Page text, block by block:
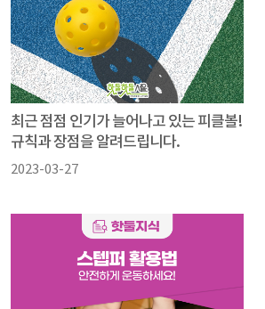
최근 점점 인기가 늘어나고 있는 피클볼!
규칙과 장점을 알려드립니다.
2023-03-27